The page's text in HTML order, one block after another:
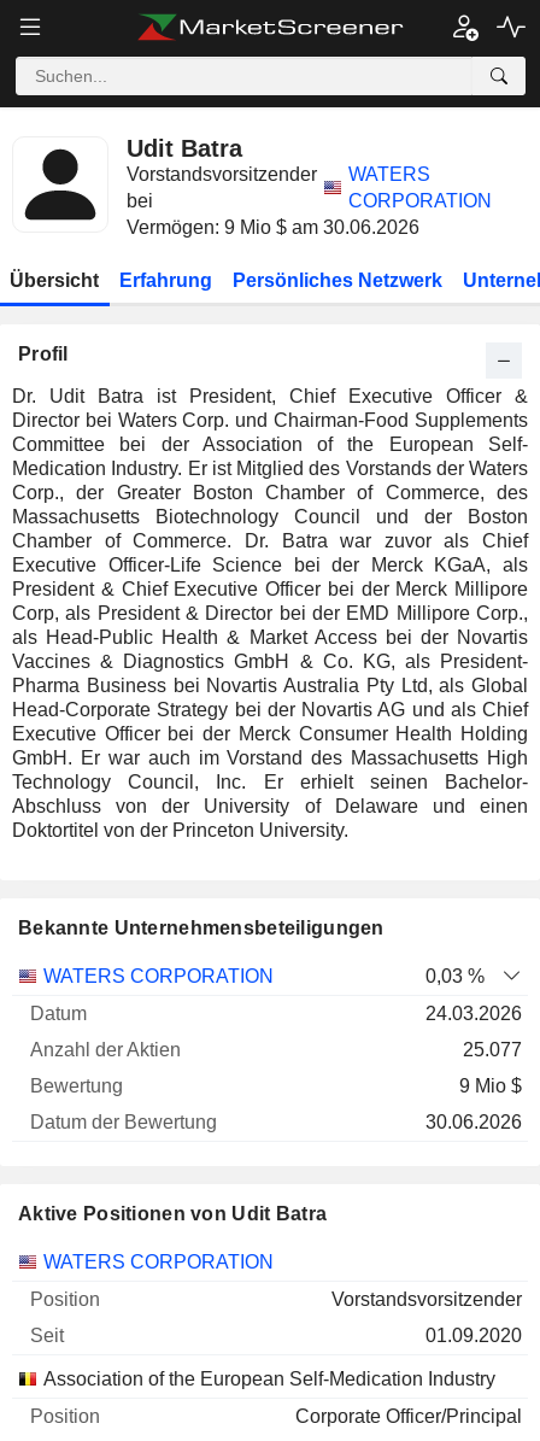
Udit Batra
Vorstandsvorsitzender
bei
WATERS
CORPORATION
Vermögen: 9 Mio $ am 30.06.2026
Übersicht Erfahrung Persönliches Netzwerk
Profil
Dr. Udit Batra ist President, Chief Executive Officer &
Director bei Waters Corp. und Chairman-Food Supplements
Committee bei der Association of the European Self-
Medication Industry. Er ist Mitglied des Vorstands der Waters
Corp., der Greater Boston Chamber of Commerce, des
Massachusetts Biotechnology Council und der Boston
Chamber of Commerce. Dr. Batra war zuvor als Chief
Executive Officer-Life Science bei der Merck KGaA, als
President & Chief Executive Officer bei der Merck Millipore
Corp, als President & Director bei der EMD Millipore Corp.,
als Head-Public Health & Market Access bei der Novartis
Vaccines & Diagnostics GmbH & Co. KG, als President-
Pharma Business bei Novartis Australia Pty Ltd, als Global
Head-Corporate Strategy bei der Novartis AG und als Chief
Executive Officer bei der Merck Consumer Health Holding
GmbH. Er war auch im Vorstand des Massachusetts High
Technology Council, Inc. Er erhielt seinen Bachelor-
Abschluss von der University of Delaware und einen
Doktortitel von der Princeton University.
Bekannte Unternehmensbeteiligungen
Unternehmen
Anzahl
Bewertung
WATERS CORPORATION
0,03 %
24.03.2026
25.077
9 Mio $
30.06.2026
Aktive Positionen von Udit Batra
Unternehmen Position Beginn
WATERS CORPORATION
Vorstandsvorsitzender
01.09.2020
Association of the European Self-Medication Industry
Corporate Officer/Principal